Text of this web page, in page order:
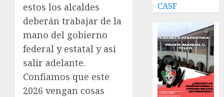
estos los alcaldes
deberán trabajar de la
mano del gobierno
federal y estatal y asi
salir adelante.
Confiamos que este
2026 vengan cosas
CASF